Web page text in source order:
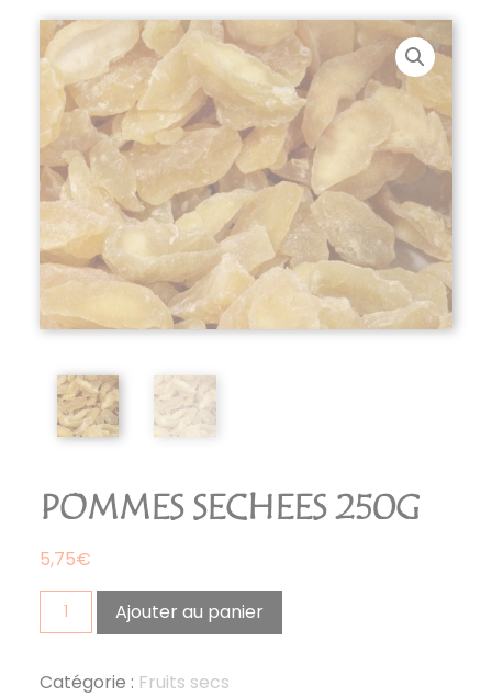
POMMES SECHEES 250G
5,75€
quantité
de
sechees
Ajouter au panier
Catégorie : Fruits secs